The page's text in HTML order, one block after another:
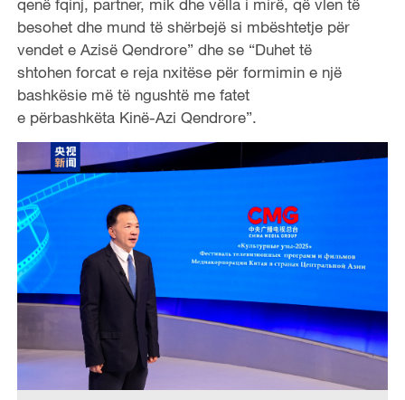
qenë fqinj, partner, mik dhe vëlla i mirë, që vlen të
besohet dhe mund të shërbejë si mbështetje për
vendet e Azisë Qendrore” dhe se “Duhet të
shtohen forcat e reja nxitëse për formimin e një
bashkësie më të ngushtë me fatet
e përbashkëta Kinë-Azi Qendrore”.